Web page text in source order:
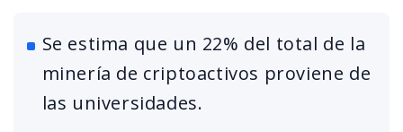
Se estima que un 22% del total de la
minería de criptoactivos proviene de
las universidades.